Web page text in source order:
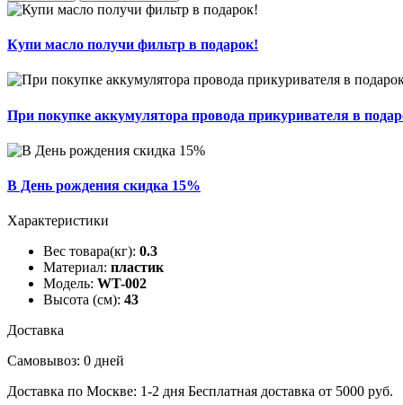
Купи масло получи фильтр в подарок!
При покупке аккумулятора провода прикуривателя в
В День рождения скидка 15%
Характеристики
Вес товара(кг): 0.3
Материал: пластик
Модель: WT-002
Высота (см): 43
Доставка
Самовывоз: 0 дней
Доставка по Москве: 1-2 дня Бесплатная доставка от 5000 руб.